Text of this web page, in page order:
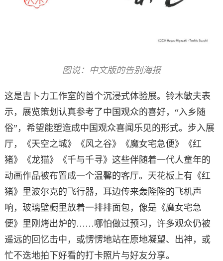
图说：中文版的告别海报
这是吉卜力工作室的首个沉浸式体验展。铃木敏夫表
示，展览策划认真参考了中国观众的喜好，“入乡随
俗”，希望能塑造成中国观众喜闻乐见的形式。步入展
厅，《天空之城》《风之谷》《魔女宅急便》《红
猪》《龙猫》《千与千寻》这些伴随着一代人童年的
动画作品被布置成一个温馨的客厅。天花板上有《红
猪》里波尔克的飞行器，耳边传来轰隆隆的飞机声
响，玻璃壁橱里放着一排排面包，像是《魔女宅急
便》里刚烤出炉的……哪怕做过预习，许多观众仍被
遥远的回忆击中，或愣愣地站在原地凝望、出神，或
忙不迭地拍下好看的打卡照片与好友分享。